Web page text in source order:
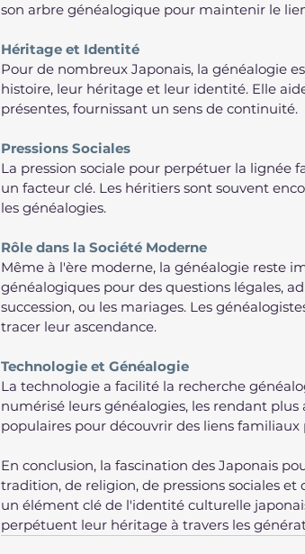
son arbre généalogique pour maintenir le
Héritage et Identité
Pour de nombreux Japonais, la généalogie
histoire, leur héritage et leur identité. Elle
présentes, fournissant un sens de continuité.
Pressions Sociales
La pression sociale pour perpétuer la
un facteur clé. Les héritiers sont souvent
les généalogies.
Rôle dans la Société Moderne
Même à l'ère moderne, la généalogie reste
généalogiques pour des questions légales,
succession, ou les mariages. Les
tracer leur ascendance.
Technologie et Généalogie
La technologie a facilité la recherche
numérisé leurs généalogies, les rendant
populaires pour découvrir des liens familiaux
En conclusion, la fascination des Japonais
tradition, de religion, de pressions sociales
un élément clé de l'identité culturelle
perpétuent leur héritage à travers les